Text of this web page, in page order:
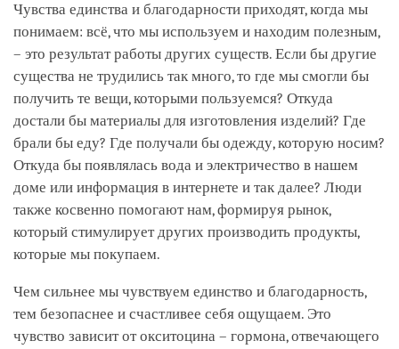
Чувства единства и благодарности приходят, когда мы
понимаем: всё, что мы используем и находим полезным,
– это результат работы других существ. Если бы другие
существа не трудились так много, то где мы смогли бы
получить те вещи, которыми пользуемся? Откуда
достали бы материалы для изготовления изделий? Где
брали бы еду? Где получали бы одежду, которую носим?
Откуда бы появлялась вода и электричество в нашем
доме или информация в интернете и так далее? Люди
также косвенно помогают нам, формируя рынок,
который стимулирует других производить продукты,
которые мы покупаем.
Чем сильнее мы чувствуем единство и благодарность,
тем безопаснее и счастливее себя ощущаем. Это
чувство зависит от окситоцина – гормона, отвечающего